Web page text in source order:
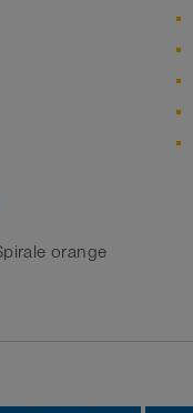
orange